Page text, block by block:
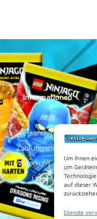
Um Ihnen
um
auf dieser
Dienste
Informationen
AGB
Versandoptionen
Zahlungsoptionen
Widerruf/Formular
Über Uns